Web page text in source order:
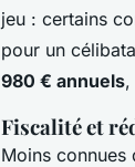
jeu : certains
pour un
980 € annuels,
Fiscalité et
Moins connues